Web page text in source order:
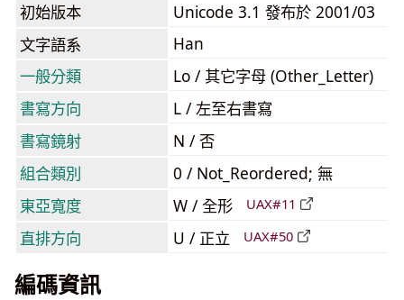
初始版本
Unicode 3.1 發布於 2001/03
文字語系
Han
一般分類
Lo / 其它字母 (Other_Letter)
書寫方向
L / 左至右書寫
書寫鏡射
N / 否
組合類別
0 / Not_Reordered; 無
東亞寬度
W / 全形 UAX#11
直排方向 U / 正立 UAX#50
編碼資訊